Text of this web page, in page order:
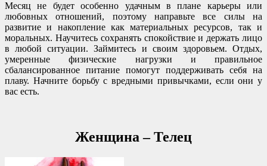
Месяц не будет особенно удачным в плане карьеры или
любовных отношений, поэтому направьте все силы на
развитие и накопление как материальных ресурсов, так и
моральных. Научитесь сохранять спокойствие и держать лицо
в любой ситуации. Займитесь и своим здоровьем. Отдых,
умеренные физические нагрузки и правильное
сбалансированное питание помогут поддерживать себя на
плаву. Начните борьбу с вредными привычками, если они у
вас есть.
Женщина – Телец